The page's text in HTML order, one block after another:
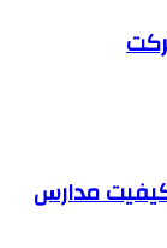
مدارس